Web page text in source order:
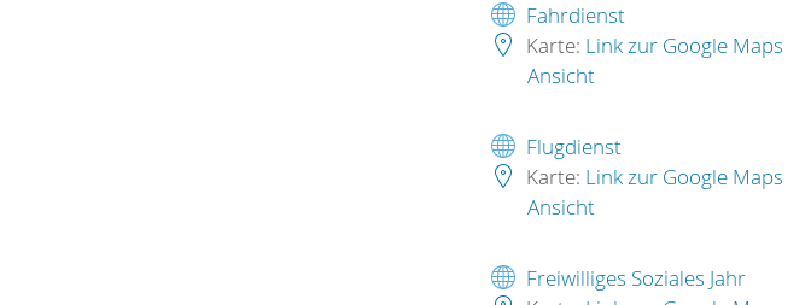
Fahrdienst
Karte: Link zur Google Maps
Ansicht
Flugdienst
Karte: Link zur Google Maps
Ansicht
Freiwilliges Soziales Jahr